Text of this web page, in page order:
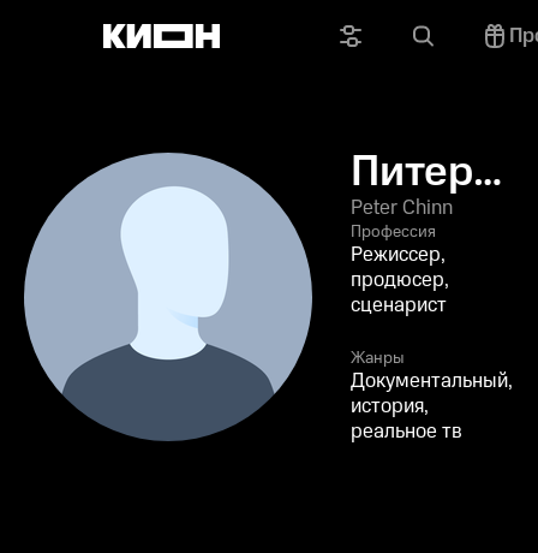
Питер
Чинн
Peter Chinn
Профессия
Режиссер,
продюсер,
сценарист
Жанры
Документальный,
история,
реальное тв